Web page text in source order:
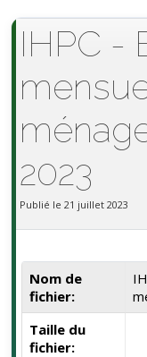
IHPC -
2023
Publié le 21 juillet 2023
Nom de
fichier:
Taille du
fichier: